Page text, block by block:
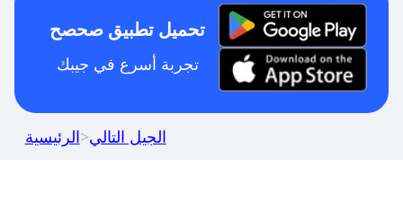
تحميل تطبيق صحصح
تجربة أسرع في جيبك
الرئيسية>الجيل التالي